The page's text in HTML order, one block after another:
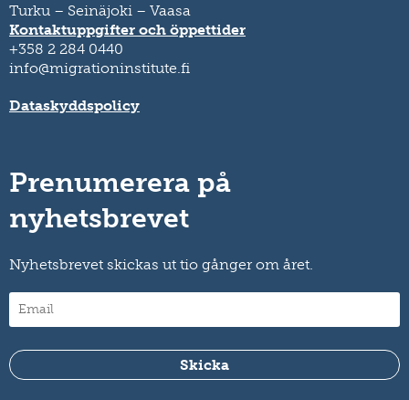
Turku – Seinäjoki – Vaasa
Kontaktuppgifter och öppettider
+358 2 284 0440
info@migrationinstitute.fi
Dataskyddspolicy
Prenumerera på
nyhetsbrevet
Nyhetsbrevet skickas ut tio gånger om året.